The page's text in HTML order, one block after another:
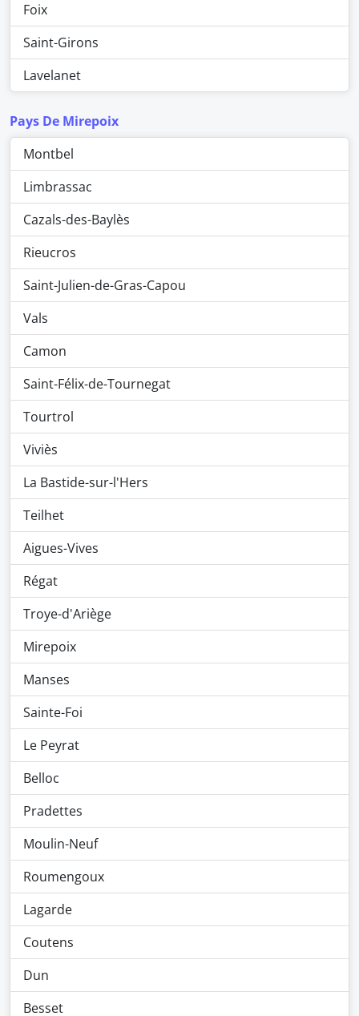
Foix
Saint-Girons
Lavelanet
Pays De Mirepoix
Montbel
Limbrassac
Cazals-des-Baylès
Rieucros
Saint-Julien-de-Gras-Capou
Vals
Camon
Saint-Félix-de-Tournegat
Tourtrol
Viviès
La Bastide-sur-l'Hers
Teilhet
Aigues-Vives
Régat
Troye-d'Ariège
Mirepoix
Manses
Sainte-Foi
Le Peyrat
Belloc
Pradettes
Moulin-Neuf
Roumengoux
Lagarde
Coutens
Dun
Besset